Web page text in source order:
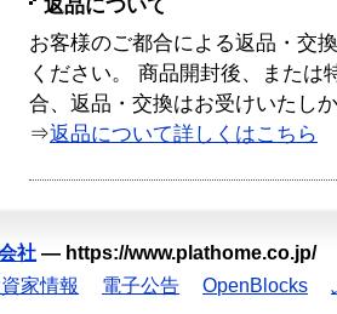
返品について
お客様のご都合による返品・交
ください。 商品開封後、または
合、返品・交換はお受けいたし
⇒返品について詳しくはこちら
社 — https://www.plathome.co.jp/
家情報 電子公告 OpenBlocks